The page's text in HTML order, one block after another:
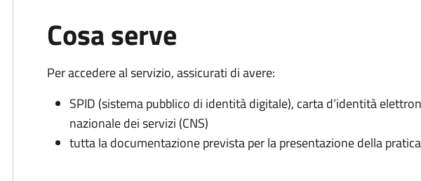
Cosa serve
Per accedere al servizio, assicurati di avere:
SPID (sistema pubblico di identità digitale), carta d’identità
nazionale dei servizi (CNS)
tutta la documentazione prevista per la presentazione della